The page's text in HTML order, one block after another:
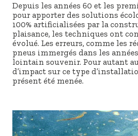
Depuis les années 60 et les
pour apporter des solutions
100% artificialisées par la
plaisance, les techniques ont
évolué. Les erreurs, comme les
pneus immergés dans les
lointain souvenir. Pour autant
d’impact sur ce type
présent été menée.